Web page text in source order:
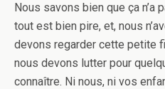
Nous savons bien que ça n’a
tout est bien pire, et, nous
devons regarder cette petite
nous devons lutter pour
connaître. Ni nous, ni vos